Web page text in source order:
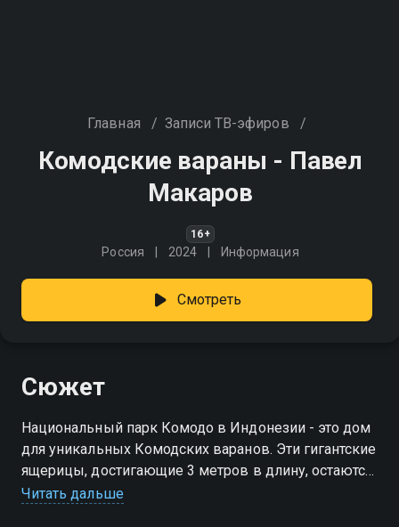
Главная / Записи ТВ-эфиров /
Комодские вараны - Павел
Макаров
16+
Россия 2024 Информация
Смотреть
Сюжет
Национальный парк Комодо в Индонезии - это дом
для уникальных Комодских варанов. Эти гигантские
ящерицы, достигающие 3 метров в длину, остаются
живыми реликтами прошлого
Читать дальше